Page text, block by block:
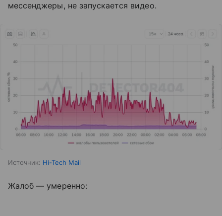
мессенджеры, не запускается видео.
Источник: Hi-Tech Mail
Жалоб — умеренно: